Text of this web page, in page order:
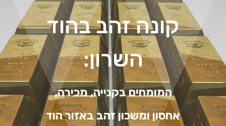
קונה זהב בהוד
השרון:
המומחים בקנייה, מכירה,
אחסון ומשכון זהב באזור הוד